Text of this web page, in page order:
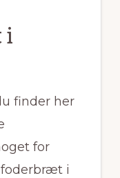
i
finder her
for
i